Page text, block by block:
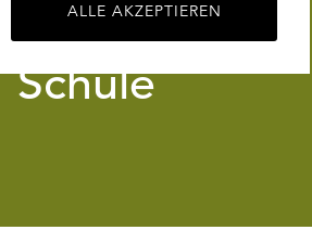
ALLE AKZEPTIEREN
Schule